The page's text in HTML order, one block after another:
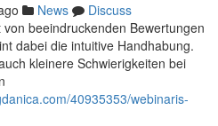
News
Discuss
beeindruckenden Bewertungen
dabei die intuitive Handhabung.
kleinere Schwierigkeiten bei
40935353/webinaris-